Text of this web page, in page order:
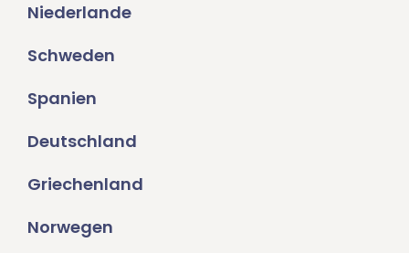
Niederlande
Schweden
Spanien
Deutschland
Griechenland
Norwegen